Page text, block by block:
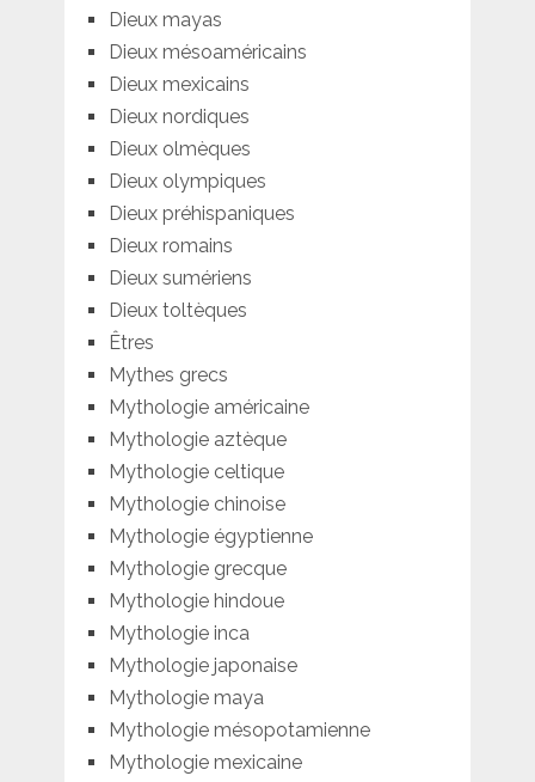
Dieux mayas
Dieux mésoaméricains
Dieux mexicains
Dieux nordiques
Dieux olmèques
Dieux olympiques
Dieux préhispaniques
Dieux romains
Dieux sumériens
Dieux toltèques
Êtres
Mythes grecs
Mythologie américaine
Mythologie aztèque
Mythologie celtique
Mythologie chinoise
Mythologie égyptienne
Mythologie grecque
Mythologie hindoue
Mythologie inca
Mythologie japonaise
Mythologie maya
Mythologie mésopotamienne
Mythologie mexicaine